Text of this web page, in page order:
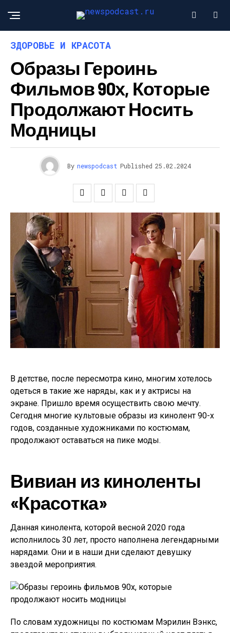
ЗДОРОВЬЕ И КРАСОТА
Образы Героинь
Фильмов 90х, Которые
Продолжают Носить
Модницы
By newspodcast Published 25.02.2024
В детстве, после пересмотра кино, многим хотелось
одеться в такие же наряды, как и у актрисы на
экране. Пришло время осуществить свою мечту.
Сегодня многие культовые образы из кинолент 90-х
годов, созданные художниками по костюмам,
продолжают оставаться на пике моды.
Вивиан из киноленты
«Красотка»
Данная кинолента, которой весной 2020 года
исполнилось 30 лет, просто наполнена легендарными
нарядами. Они и в наши дни сделают девушку
звездой мероприятия.
По словам художницы по костюмам Мэрилин Вэнкс,